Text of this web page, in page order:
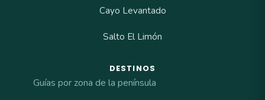
Cayo Levantado
Salto El Limón
DESTINOS
Guías por zona de la península